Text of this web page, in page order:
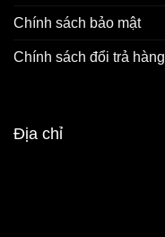
Chính sách bảo mật
Chính sách đổi trả hàng
Địa chỉ